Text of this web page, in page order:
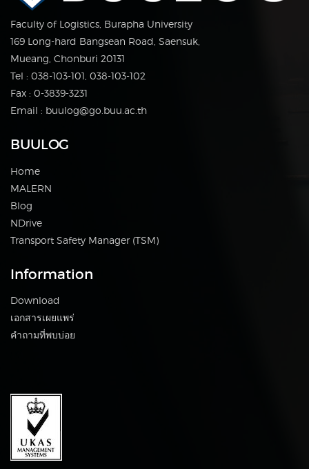
Faculty of Logistics, Burapha University
169 Long-hard Bangsean Road, Saensuk,
Mueang, Chonburi 20131
Tel : 038-103-101, 038-103-102
Fax : 0-3839-3231
Email : buulog@go.buu.ac.th
BUULOG
Home
MALERN
Blog
NDrive
Transport Safety Manager (TSM)
Information
Download
เอกสารเผยแพร่
คำถามที่พบบ่อย